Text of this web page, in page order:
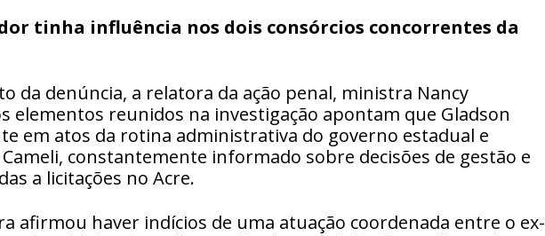
tinha influência nos dois consórcios concorrentes da
da denúncia, a relatora da ação penal, ministra Nancy
elementos reunidos na investigação apontam que Gladson
em atos da rotina administrativa do governo estadual e
constantemente informado sobre decisões de gestão e
a licitações no Acre.
afirmou haver indícios de uma atuação coordenada entre o ex-